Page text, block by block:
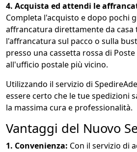
4. Acquista ed attendi le
Completa l'acquisto e dopo pochi
affrancatura direttamente da casa
l'affrancatura sul pacco o sulla
presso una cassetta rossa di
all'ufficio postale più vicino.
Utilizzando il servizio di
essere certo che le tue spedizioni
la massima cura e professionalità.
Vantaggi del Nuovo
1. Convenienza: Con il servizio di